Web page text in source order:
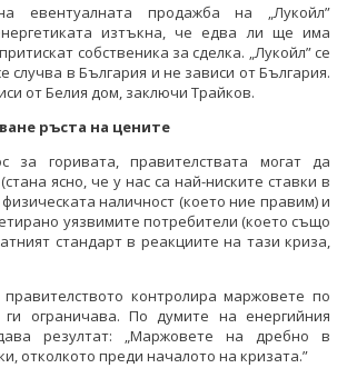
евентуалната продажба на „Лукойл”
изтъкна, че едва ли ще има
собственика за сделка. „Лукойл” се
случва в България и не зависи от България.
от Белия дом, заключи Трайков.
ръста на цените
за горивата, правителствата могат да
ясно, че у нас са най-ниските ставки в
наличност (което ние правим) и
уязвимите потребители (което също
стандарт в реакциите на тази криза,
контролира маржовете по
ограничава. По думите на енергийния
резултат: „Маржовете на дребно в
отколкото преди началото на кризата.”